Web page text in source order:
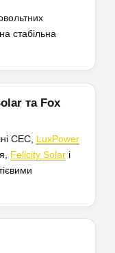
стабільна
та Fox
СЕС, LuxPower
Felicity Solar і